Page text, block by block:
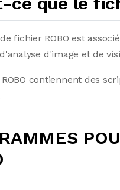
fichier ROBO est
d'image et de
contiennent des